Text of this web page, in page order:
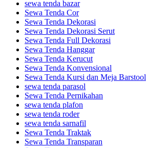
sewa tenda bazar
Sewa Tenda Cor
Sewa Tenda Dekorasi
Sewa Tenda Dekorasi Serut
Sewa Tenda Full Dekorasi
Sewa Tenda Hanggar
Sewa Tenda Kerucut
Sewa Tenda Konvensional
Sewa Tenda Kursi dan Meja Barstool
sewa tenda parasol
Sewa Tenda Pernikahan
sewa tenda plafon
sewa tenda roder
sewa tenda sarnafil
Sewa Tenda Traktak
Sewa Tenda Transparan